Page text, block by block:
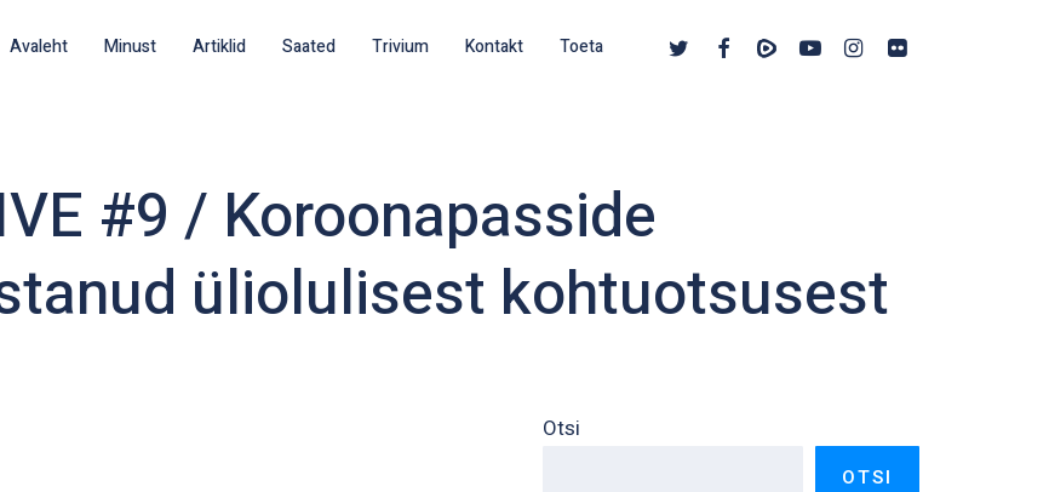
Avaleht Minust Artiklid Saated Trivium Kontakt Toeta twitter facebook
vimeo youtubeinstagram
flickr
#9 / Koroonapasside
üliolulisest kohtuotsusest
Otsi
OTSI